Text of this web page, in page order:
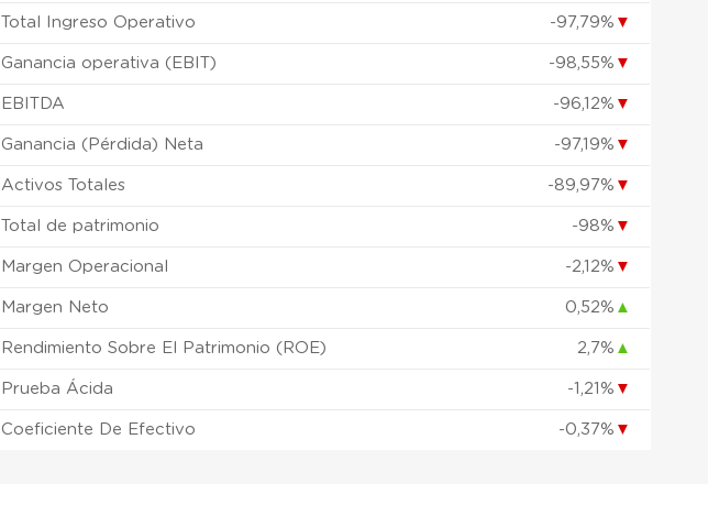
Total Ingreso Operativo -97,79% ▼
Ganancia operativa (EBIT) -98,55% ▼
EBITDA -96,12% ▼
Ganancia (Pérdida) Neta -97,19% ▼
Activos Totales -89,97% ▼
Total de patrimonio -98% ▼
Margen Operacional -2,12% ▼
Margen Neto 0,52% ▲
Rendimiento Sobre El Patrimonio (ROE) 2,7% ▲
Prueba Ácida -1,21% ▼
Coeficiente De Efectivo -0,37% ▼